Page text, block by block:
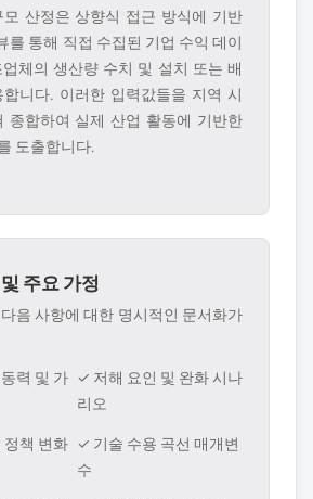
산정은 상향식 접근 방식에 기반
를 통해 직접 수집된 기업 수익 데이
체의 생산량 수치 및 설치 또는 배
니다. 이러한 입력값들을 지역 시
종합하여 실제 산업 활동에 기반한
도출합니다.
주요 가정
음 사항에 대한 명시적인 문서화가
력 및 가 ✓ 저해 요인 및 완화 시나
리오
책 변화 ✓ 기술 수용 곡선 매개변
수